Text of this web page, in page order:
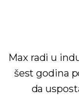
Max radi u
šest godina
da